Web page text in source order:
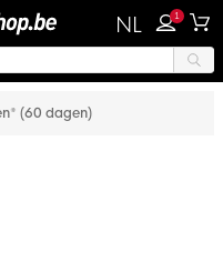
NL 1
(60 dagen)